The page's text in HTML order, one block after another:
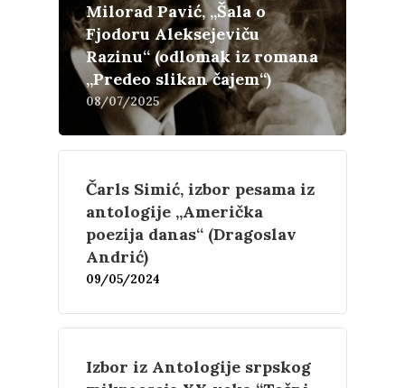
Milorad Pavić, „Šala o
Fjodoru Aleksejeviču
Razinu“ (odlomak iz romana
„Predeo slikan čajem“)
08/07/2025
Čarls Simić, izbor pesama iz
antologije „Američka
poezija danas“ (Dragoslav
Andrić)
09/05/2024
Izbor iz Antologije srpskog
Književnost
Poezija